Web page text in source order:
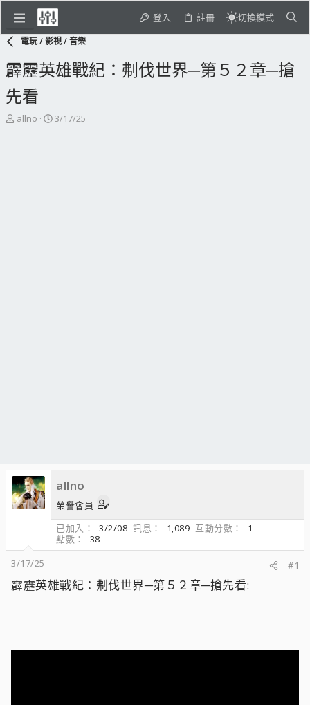
登入 註冊 切換模式
電玩 / 影視 / 音樂
霹靂英雄戰紀：刜伐世界─第５２章─搶
先看
主
allno
開
3/17/25
allno
榮譽會員
已加入
3/2/08 訊息 1,089 互動分數
1
點數
38
3/17/25
#1
霹靂英雄戰紀：刜伐世界─第５２章─搶先看: